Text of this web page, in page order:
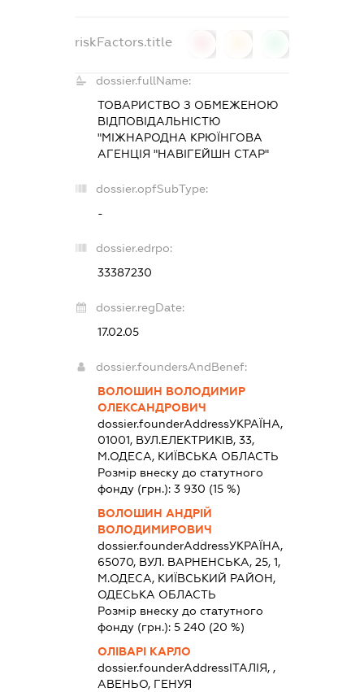
riskFactors.title
dossier.fullName:
ТОВАРИСТВО З ОБМЕЖЕНОЮ
ВІДПОВІДАЛЬНІСТЮ
"МІЖНАРОДНА КРЮЇНГОВА
АГЕНЦІЯ "НАВІГЕЙШН СТАР"
dossier.opfSubType:
-
dossier.edrpo:
33387230
dossier.regDate:
17.02.05
dossier.foundersAndBenef:
ВОЛОШИН ВОЛОДИМИР
ОЛЕКСАНДРОВИЧ
dossier.founderAddressУКРАЇНА,
01001, ВУЛ.ЕЛЕКТРИКІВ, 33,
М.ОДЕСА, КИЇВСЬКА ОБЛАСТЬ
Розмір внеску до статутного
фонду (грн.): 3 930 (15 %)
ВОЛОШИН АНДРІЙ
ВОЛОДИМИРОВИЧ
dossier.founderAddressУКРАЇНА,
65070, ВУЛ. ВАРНЕНСЬКА, 25, 1,
М.ОДЕСА, КИЇВСЬКИЙ РАЙОН,
ОДЕСЬКА ОБЛАСТЬ
Розмір внеску до статутного
фонду (грн.): 5 240 (20 %)
ОЛІВАРІ КАРЛО
dossier.founderAddressІТАЛІЯ, ,
АВЕНЬО, ГЕНУЯ